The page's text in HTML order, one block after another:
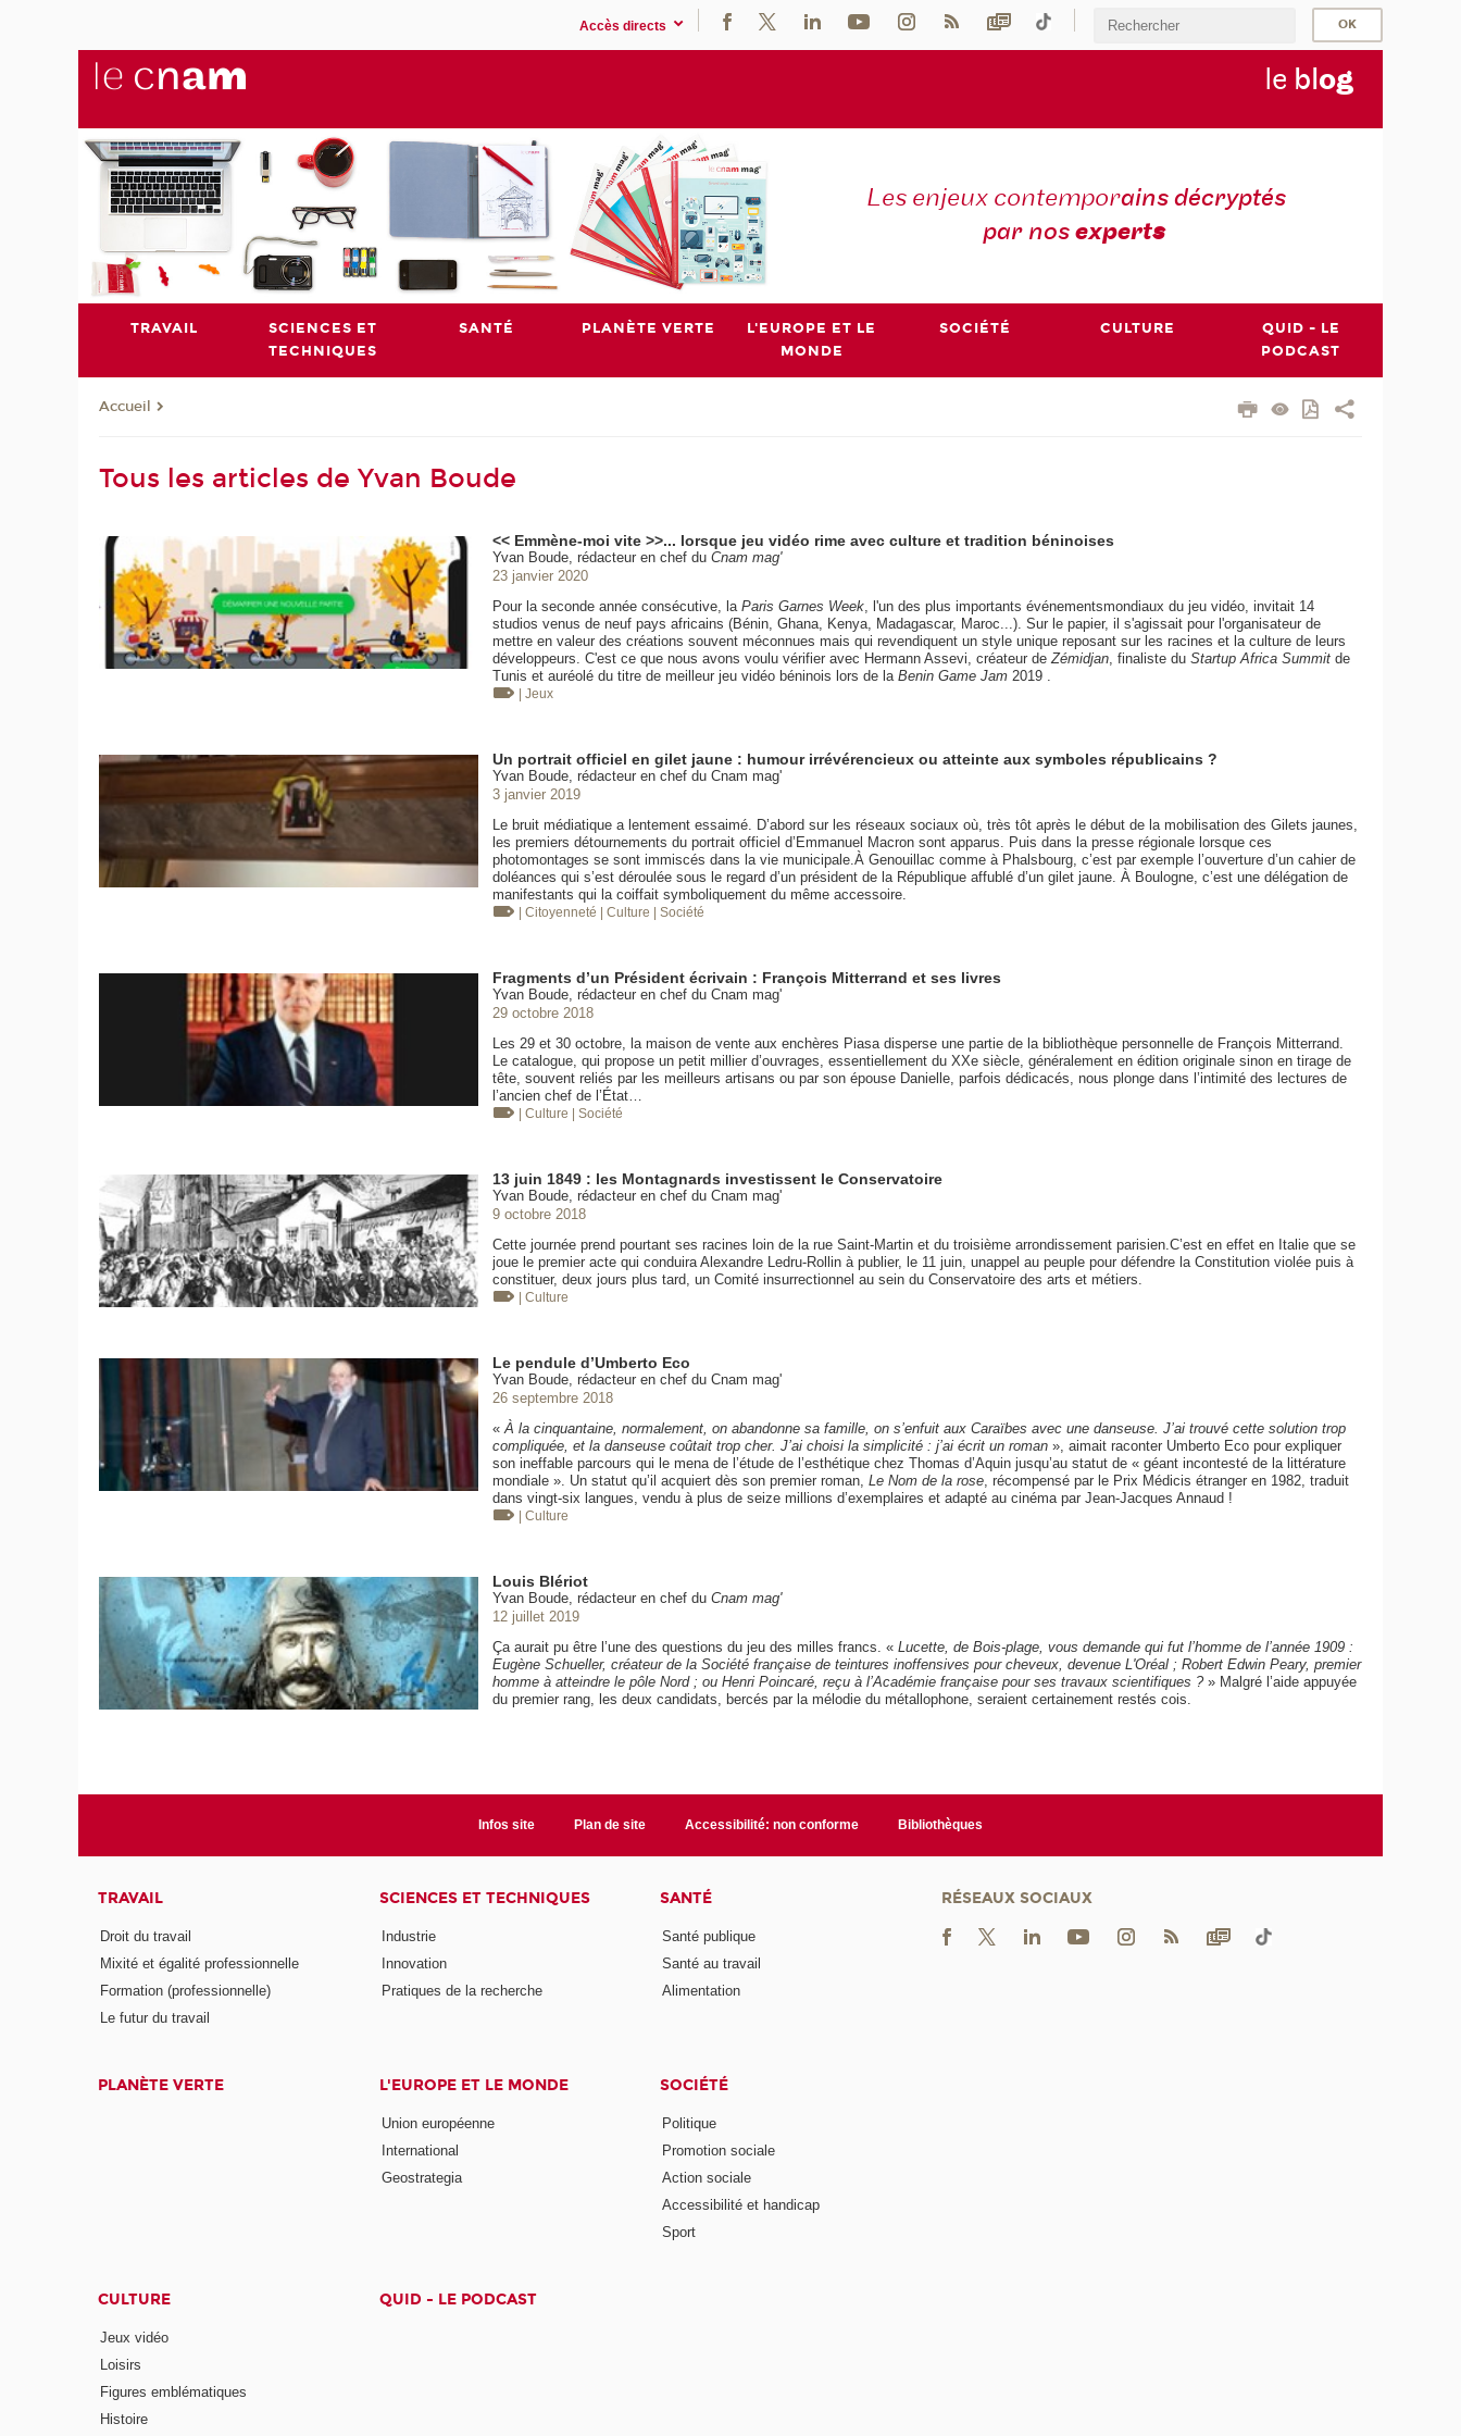
Accès directs
le blog
Les enjeux contemporains décryptés
par nosexperts
TRAVAIL
SCIENCES ET
TECHNIQUES
SANTÉ PLANÈTE VERTE
L'EUROPE ET LE
MONDE
SOCIÉTÉ CULTURE
QUID - LE
PODCAST
Accueil
Tous les articles de Yvan Boude
<< Emmène-moi vite >>... lorsque jeu vidéo rime avec culture et tradition béninoises
Yvan Boude, rédacteur en chef du Cnam mag'
23 janvier 2020
Pour la seconde année consécutive, la Paris Garnes Week, l'un des plus importants événementsmondiaux du jeu vidéo, invitait 14
studios venus de neuf pays africains (Bénin, Ghana, Kenya, Madagascar, Maroc...). Sur le papier, il s'agissait pour l'organisateur de
mettre en valeur des créations souvent méconnues mais qui revendiquent un style unique reposant sur les racines et la culture de leurs
développeurs. C'est ce que nous avons voulu vérifier avec Hermann Assevi, créateur de Zémidjan, finaliste du Startup Africa Summitde
Tunis et auréolé du titre de meilleur jeu vidéo béninois lors de la Benin Game Jam2019 .
| Jeux
Un portrait officiel en gilet jaune : humour irrévérencieux ou atteinte aux symboles républicains ?
Yvan Boude, rédacteur en chef du Cnam mag'
3 janvier 2019
Le bruit médiatique a lentement essaimé. D’abord sur les réseaux sociaux où, très tôt après le début de la mobilisation des Gilets jaunes,
les premiers détournements du portrait officiel d’Emmanuel Macron sont apparus. Puis dans la presse régionale lorsque ces
photomontages se sont immiscés dans la vie municipale.À Genouillac comme à Phalsbourg, c’est par exemple l’ouverture d’un cahier de
doléances qui s’est déroulée sous le regard d’un président de la République affublé d’un gilet jaune. À Boulogne, c’est une délégation de
manifestants qui la coiffait symboliquement du même accessoire.
| Citoyenneté | Culture | Société
Fragments d’un Président écrivain : François Mitterrand et ses livres
Yvan Boude, rédacteur en chef du Cnam mag'
29 octobre 2018
Les 29 et 30 octobre, la maison de vente aux enchères Piasa disperse une partie de la bibliothèque personnelle de François Mitterrand.
Le catalogue, qui propose un petit millier d’ouvrages, essentiellement du XXe siècle, généralement en édition originale sinon en tirage de
tête, souvent reliés par les meilleurs artisans ou par son épouse Danielle, parfois dédicacés, nous plonge dans l’intimité des lectures de
l’ancien chef de l’État…
| Culture | Société
13 juin 1849 : les Montagnards investissent le Conservatoire
Yvan Boude, rédacteur en chef du Cnam mag'
9 octobre 2018
Cette journée prend pourtant ses racines loin de la rue Saint-Martin et du troisième arrondissement parisien.C’est en effet en Italie que se
joue le premier acte qui conduira Alexandre Ledru-Rollin à publier, le 11 juin, unappel au peuple pour défendre la Constitution violée puis à
constituer, deux jours plus tard, un Comité insurrectionnel au sein du Conservatoire des arts et métiers.
| Culture
Le pendule d’Umberto Eco
Yvan Boude, rédacteur en chef du Cnam mag'
26 septembre 2018
« À la cinquantaine, normalement, on abandonne sa famille, on s’enfuit aux Caraïbes avec une danseuse. J’ai trouvé cette solution trop
compliquée, et la danseuse coûtait trop cher. J’ai choisi la simplicité : j’ai écrit un roman», aimait raconter Umberto Eco pour expliquer
son ineffable parcours qui le mena de l’étude de l’esthétique chez Thomas d’Aquin jusqu’au statut de « géant incontesté de la littérature
mondiale ». Un statut qu’il acquiert dès son premier roman, Le Nom de la rose, récompensé par le Prix Médicis étranger en 1982, traduit
dans vingt-six langues, vendu à plus de seize millions d’exemplaires et adapté au cinéma par Jean-Jacques Annaud !
| Culture
Louis Blériot
Yvan Boude, rédacteur en chef du Cnam mag'
12 juillet 2019
Ça aurait pu être l’une des questions du jeu des milles francs. « Lucette, de Bois-plage, vous demande qui fut l’homme de l’année 1909 :
Eugène Schueller, créateur de la Société française de teintures inoffensives pour cheveux, devenue L'Oréal ; Robert Edwin Peary, premier
homme à atteindre le pôle Nord ; ou Henri Poincaré, reçu à l’Académie française pour ses travaux scientifiques ? » Malgré l’aide appuyée
du premier rang, les deux candidats, bercés par la mélodie du métallophone, seraient certainement restés cois.
Infos site Plan de site Accessibilité: non conforme Bibliothèques
TRAVAIL
Droit du travail
Mixité et égalité professionnelle
Formation (professionnelle)
Le futur du travail
SCIENCES ET TECHNIQUES
Industrie
Innovation
Pratiques de la recherche
SANTÉ
Santé publique
Santé au travail
Alimentation
PLANÈTE VERTE L'EUROPE ET LE MONDE
Union européenne
International
Geostrategia
SOCIÉTÉ
Politique
Promotion sociale
Action sociale
Accessibilité et handicap
Sport
CULTURE
Jeux vidéo
Loisirs
Figures emblématiques
Histoire
QUID - LE PODCAST
RÉSEAUX SOCIAUX